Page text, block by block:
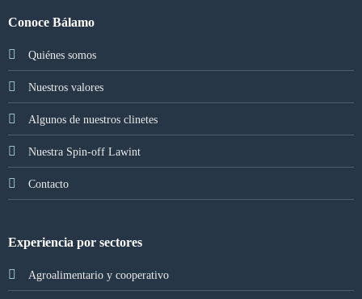
Conoce Bálamo
Quiénes somos
Nuestros valores
Algunos de nuestros clinetes
Nuestra Spin-off Lawint
Contacto
Experiencia por sectores
Agroalimentario y cooperativo